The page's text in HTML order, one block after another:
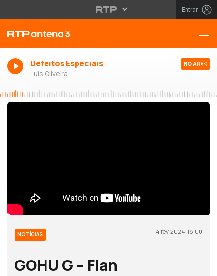
Entrar
Defeitos Especiais
Luís Oliveira
NO AR
NOTÍCIAS 4 fev, 2024, 18:00
GOHU G – Flan